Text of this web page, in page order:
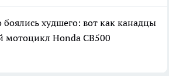
худшего: вот как канадцы
мотоцикл Honda CB500